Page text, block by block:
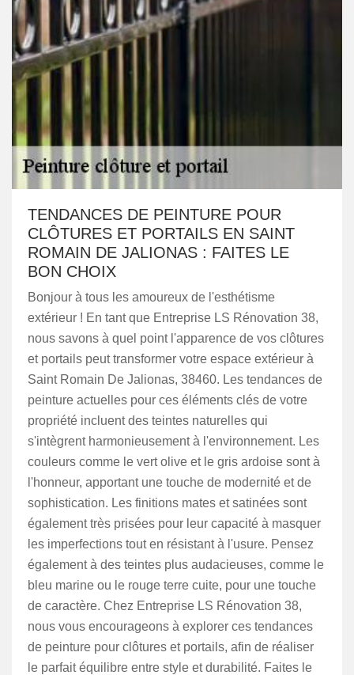
TENDANCES DE PEINTURE POUR
CLÔTURES ET PORTAILS EN SAINT
ROMAIN DE JALIONAS : FAITES LE
BON CHOIX
Bonjour à tous les amoureux de l'esthétisme
extérieur ! En tant que Entreprise LS Rénovation 38,
nous savons à quel point l'apparence de vos clôtures
et portails peut transformer votre espace extérieur à
Saint Romain De Jalionas, 38460. Les tendances de
peinture actuelles pour ces éléments clés de votre
propriété incluent des teintes naturelles qui
s'intègrent harmonieusement à l'environnement. Les
couleurs comme le vert olive et le gris ardoise sont à
l'honneur, apportant une touche de modernité et de
sophistication. Les finitions mates et satinées sont
également très prisées pour leur capacité à masquer
les imperfections tout en résistant à l'usure. Pensez
également à des teintes plus audacieuses, comme le
bleu marine ou le rouge terre cuite, pour une touche
de caractère. Chez Entreprise LS Rénovation 38,
nous vous encourageons à explorer ces tendances
de peinture pour clôtures et portails, afin de réaliser
le parfait équilibre entre style et durabilité. Faites le